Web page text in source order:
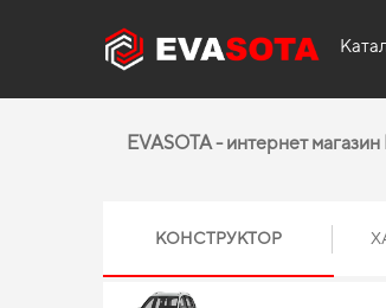
EVASOTA - интернет
КОНСТРУКТОР